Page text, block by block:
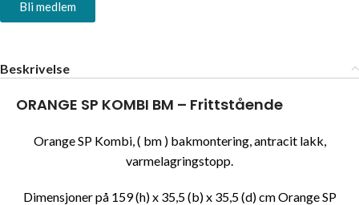
Bli medlem
Beskrivelse
ORANGE SP KOMBI BM – Frittstående
Orange SP Kombi, ( bm ) bakmontering, antracit lakk,
varmelagringstopp.
Dimensjoner på 159 (h) x 35,5 (b) x 35,5 (d) cm Orange SP